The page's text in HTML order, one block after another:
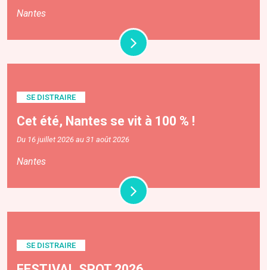
Nantes
SE DISTRAIRE
Cet été, Nantes se vit à 100 % !
Du 16 juillet 2026 au 31 août 2026
Nantes
SE DISTRAIRE